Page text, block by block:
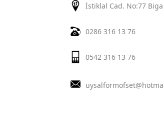
İstiklal Cad. No:77
0286 316 13 76
0542 316 13 76